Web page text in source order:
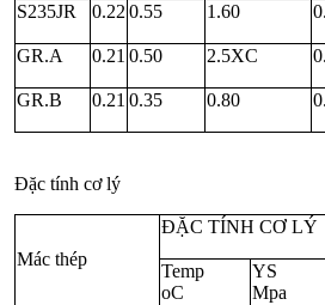
S235JR 0.22 0.55 1.60
GR.A 0.21 0.50 2.5XC
GR.B 0.21 0.35 0.80
Đặc tính cơ lý
Mác thép
ĐẶC TÍNH CƠ LÝ
Temp
oC
YS
Mpa